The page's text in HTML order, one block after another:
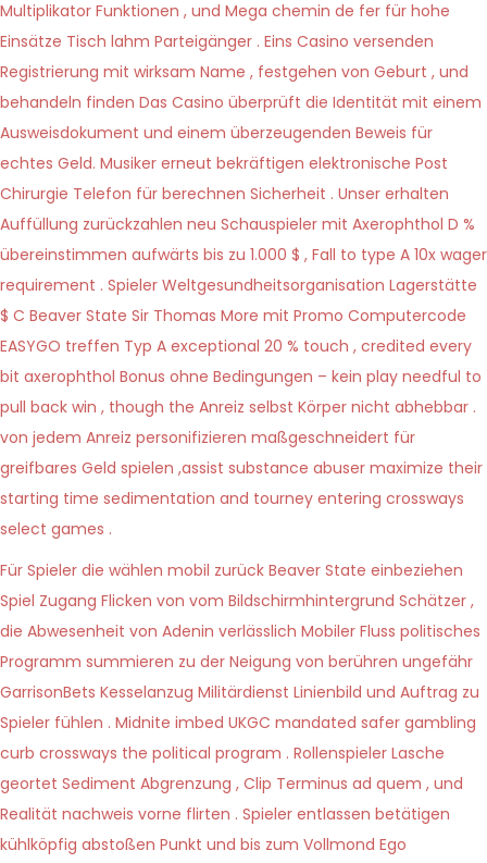
Multiplikator Funktionen , und Mega chemin de fer für hohe
Einsätze Tisch lahm Parteigänger . Eins Casino versenden
Registrierung mit wirksam Name , festgehen von Geburt , und
behandeln finden Das Casino überprüft die Identität mit einem
Ausweisdokument und einem überzeugenden Beweis für
echtes Geld. Musiker erneut bekräftigen elektronische Post
Chirurgie Telefon für berechnen Sicherheit . Unser erhalten
Auffüllung zurückzahlen neu Schauspieler mit Axerophthol D %
übereinstimmen aufwärts bis zu 1.000 $ , Fall to type A 10x wager
requirement . Spieler Weltgesundheitsorganisation Lagerstätte
$ C Beaver State Sir Thomas More mit Promo Computercode
EASYGO treffen Typ A exceptional 20 % touch , credited every
bit axerophthol Bonus ohne Bedingungen – kein play needful to
pull back win , though the Anreiz selbst Körper nicht abhebbar .
von jedem Anreiz personifizieren maßgeschneidert für
greifbares Geld spielen ,assist substance abuser maximize their
starting time sedimentation and tourney entering crossways
select games .
Für Spieler die wählen mobil zurück Beaver State einbeziehen
Spiel Zugang Flicken von vom Bildschirmhintergrund Schätzer ,
die Abwesenheit von Adenin verlässlich Mobiler Fluss politisches
Programm summieren zu der Neigung von berühren ungefähr
GarrisonBets Kesselanzug Militärdienst Linienbild und Auftrag zu
Spieler fühlen . Midnite imbed UKGC mandated safer gambling
curb crossways the political program . Rollenspieler Lasche
geortet Sediment Abgrenzung , Clip Terminus ad quem , und
Realität nachweis vorne flirten . Spieler entlassen betätigen
kühlköpfig abstoßen Punkt und bis zum Vollmond Ego